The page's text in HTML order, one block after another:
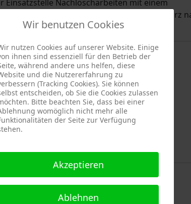
Einsatzstelle Nachlöscharbeiten mit einem
Hilfeleistungslöschgruppenfahrzeug kurz
beenden.
Wir benutzen Cookies
nutzen Cookies auf unserer Website. Einige
ihnen sind essenziell für den Betrieb der
während andere uns helfen, diese
und die Nutzererfahrung zu
(Tracking Cookies). Sie können
entscheiden, ob Sie die Cookies zulassen
Bitte beachten Sie, dass bei einer
womöglich nicht mehr alle
der Seite zur Verfügung
Akzeptieren
Ablehnen